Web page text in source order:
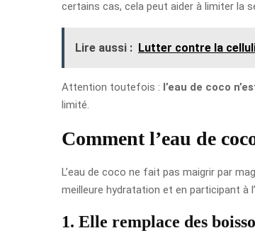
certains cas, cela peut aider à limiter la
Lire aussi : Lutter contre la
Attention toutefois : l’eau de coco
limité.
Comment l’eau de
L’eau de coco ne fait pas maigrir par
meilleure hydratation et en participant à
1. Elle remplace des